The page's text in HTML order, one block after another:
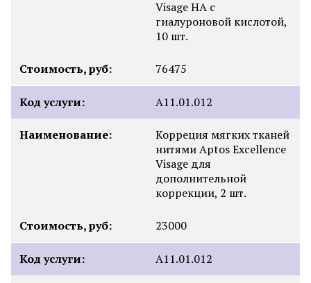
Visage HA с
гиалуроновой кислотой,
10 шт.
Стоимость, руб: 76475
Код услуги: A11.01.012
Наименование:
Корреция мягких тканей
нитями Aptos Excellence
Visage для
дополнительной
коррекции, 2 шт.
Стоимость, руб: 23000
Код услуги: A11.01.012